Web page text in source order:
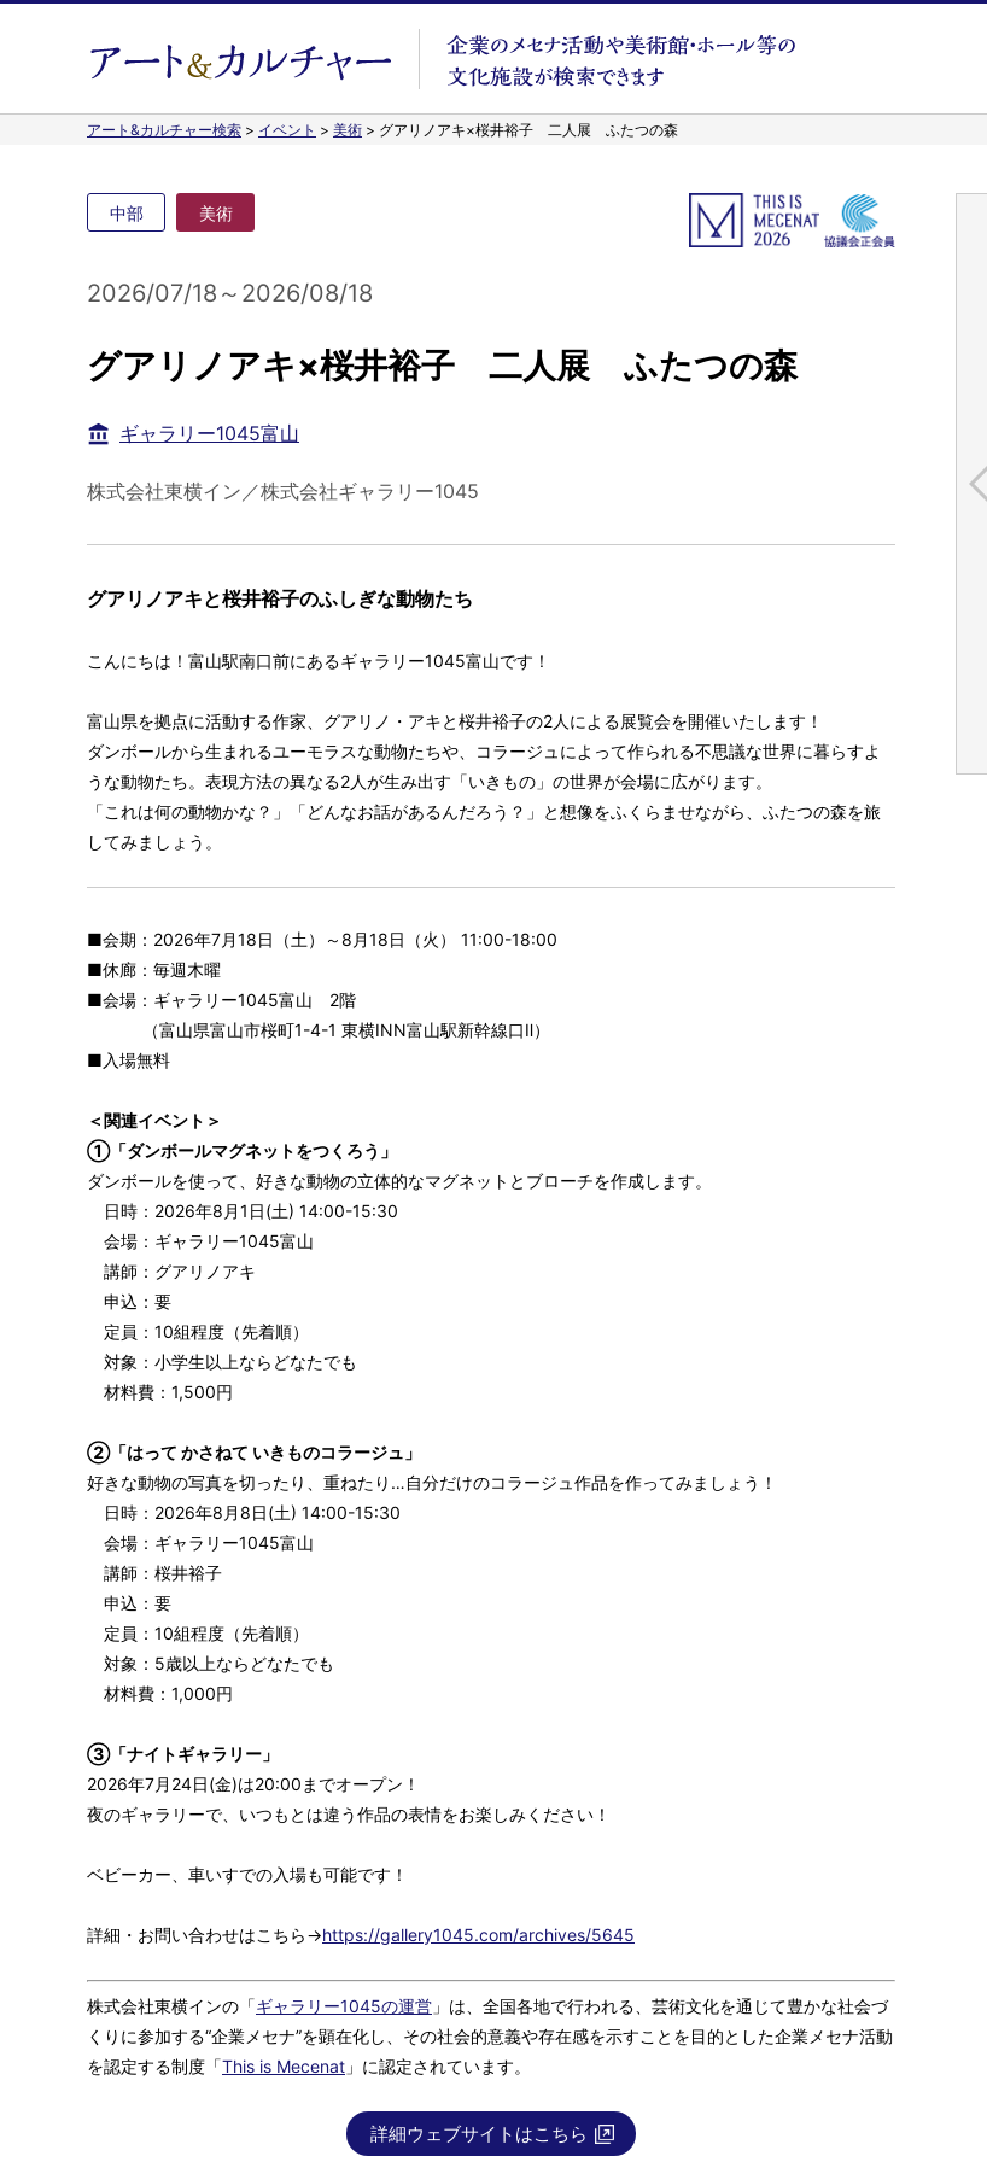
アート&カルチャー検索 > イベント > 美術 > グアリノアキ×桜井裕子 二人展 ふたつの森
中部 美術
2026/07/18～2026/08/18
グアリノアキ×桜井裕子 二人展 ふたつの森
ギャラリー1045富山
株式会社東横イン／株式会社ギャラリー1045
グアリノアキと桜井裕子のふしぎな動物たち
こんにちは！富山駅南口前にあるギャラリー1045富山です！
富山県を拠点に活動する作家、グアリノ・アキと桜井裕子の2人による展覧会を開催いたします！
ダンボールから生まれるユーモラスな動物たちや、コラージュによって作られる不思議な世界に暮らすよ
うな動物たち。表現方法の異なる2人が生み出す「いきもの」の世界が会場に広がります。
「これは何の動物かな？」「どんなお話があるんだろう？」と想像をふくらませながら、ふたつの森を旅
してみましょう。
■会期：2026年7月18日（土）～8月18日（火） 11:00-18:00
■休廊：毎週木曜
■会場：ギャラリー1045富山 2階
（富山県富山市桜町1-4-1 東横INN富山駅新幹線口Ⅱ）
■入場無料
＜関連イベント＞
①「ダンボールマグネットをつくろう」
ダンボールを使って、好きな動物の立体的なマグネットとブローチを作成します。
日時：2026年8月1日(土) 14:00-15:30
会場：ギャラリー1045富山
講師：グアリノアキ
申込：要
定員：10組程度（先着順）
対象：小学生以上ならどなたでも
材料費：1,500円
②「はって かさねて いきものコラージュ」
好きな動物の写真を切ったり、重ねたり…自分だけのコラージュ作品を作ってみましょう！
日時：2026年8月8日(土) 14:00-15:30
会場：ギャラリー1045富山
講師：桜井裕子
申込：要
定員：10組程度（先着順）
対象：5歳以上ならどなたでも
材料費：1,000円
③「ナイトギャラリー」
2026年7月24日(金)は20:00までオープン！
夜のギャラリーで、いつもとは違う作品の表情をお楽しみください！
ベビーカー、車いすでの入場も可能です！
詳細・お問い合わせはこちら→https://gallery1045.com/archives/5645
株式会社東横インの「ギャラリー1045の運営 」は、全国各地で行われる、芸術文化を通じて豊かな社会づ
くりに参加する“企業メセナ”を顕在化し、その社会的意義や存在感を示すことを目的とした企業メセナ活動
を認定する制度「This is Mecenat 」に認定されています。
詳細ウェブサイトはこちら